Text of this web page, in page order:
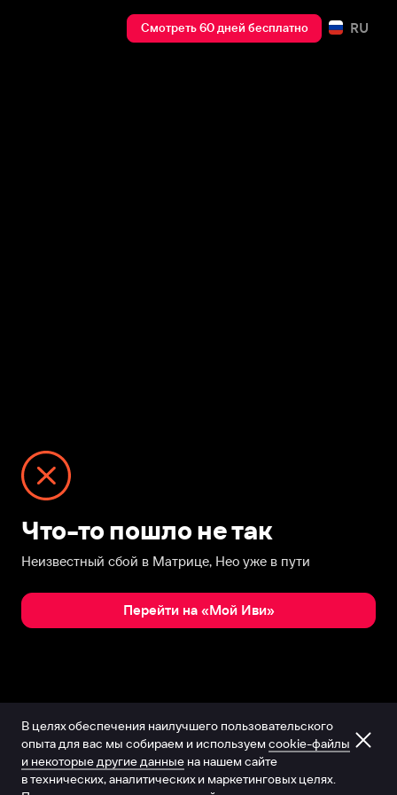
Смотреть 60 дней бесплатно RU
Что-то пошло не так
Неизвестный сбой в Матрице, Нео уже в пути
Перейти на «Мой Иви»
В целях обеспечения наилучшего пользовательского
опыта для вас мы собираем и используем cookie-файлы
и некоторые другие данные на нашем сайте
в технических, аналитических и маркетинговых целях.